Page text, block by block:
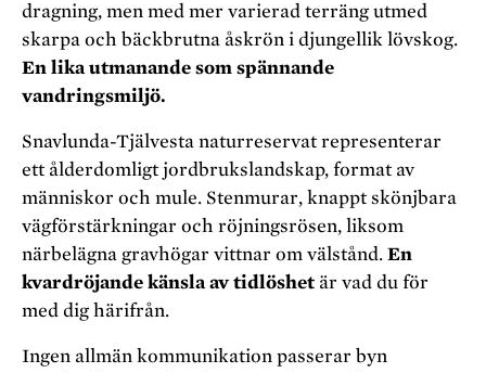
dragning, men med mer varierad terräng utmed
skarpa och bäckbrutna åskrön i djungellik lövskog.
En lika utmanande som spännande
vandringsmiljö.
Snavlunda-Tjälvesta naturreservat representerar
ett ålderdomligt jordbrukslandskap, format av
människor och mule. Stenmurar, knappt skönjbara
vägförstärkningar och röjningsrösen, liksom
närbelägna gravhögar vittnar om välstånd. En
kvardröjande känsla av tidlöshet är vad du för
med dig härifrån.
Ingen allmän kommunikation passerar byn